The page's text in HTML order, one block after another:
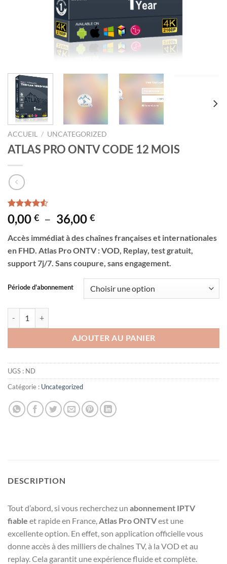
ACCUEIL / UNCATEGORIZED
ATLAS PRO ONTV CODE 12 MOIS
Noté4.50
sur 5 basé
2
notations
client
0,00 € – 36,00 €Plage
prix :
0,00 €
à
36,00 €
Accès immédiat à des chaînes françaises et internationales
en FHD. Atlas Pro ONTV : VOD, Replay, test gratuit,
support 7j/7. Sans coupure, sans engagement.
Période d'abonnement
AJOUTER AU PANIER
UGS : ND
Catégorie : Uncategorized
DESCRIPTION
Tout d’abord, si vous recherchez un abonnement IPTV
fiable et rapide en France, Atlas Pro ONTVest une
excellente option. En effet, son application officielle vous
donne accès à des milliers de chaînes TV, à la VOD et au
replay. Cela garantit une expérience fluide et complète.